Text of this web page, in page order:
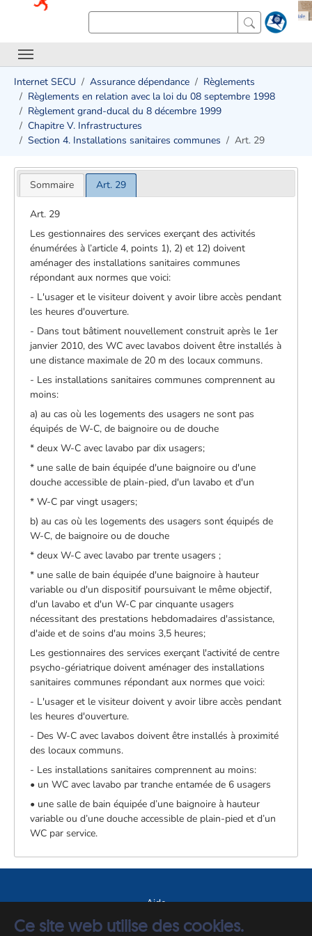
Ce site web utilise des cookies.
Internet SECU Assurance dépendance
Règlements
Règlements en relation avec la loi du 08 septembre 1998
Règlement grand-ducal du 8 décembre 1999
Chapitre V. Infrastructures
Section 4. Installations sanitaires communes
Art. 29
Sommaire Art. 29
Art. 29
Les gestionnaires des services exerçant des activités
énumérées à l’article 4, points 1), 2) et 12) doivent
aménager des installations sanitaires communes
répondant aux normes que voici:
- L'usager et le visiteur doivent y avoir libre accès pendant
les heures d'ouverture.
- Dans tout bâtiment nouvellement construit après le 1er
janvier 2010, des WC avec lavabos doivent être installés à
une distance maximale de 20 m des locaux communs.
- Les installations sanitaires communes comprennent au
moins:
a) au cas où les logements des usagers ne sont pas
équipés de W-C, de baignoire ou de douche
* deux W-C avec lavabo par dix usagers;
* une salle de bain équipée d'une baignoire ou d'une
douche accessible de plain-pied, d'un lavabo et d'un
* W-C par vingt usagers;
b) au cas où les logements des usagers sont équipés de
W-C, de baignoire ou de douche
* deux W-C avec lavabo par trente usagers ;
* une salle de bain équipée d'une baignoire à hauteur
variable ou d'un dispositif poursuivant le même objectif,
d'un lavabo et d'un W-C par cinquante usagers
nécessitant des prestations hebdomadaires d'assistance,
d'aide et de soins d'au moins 3,5 heures;
Les gestionnaires des services exerçant l'activité de centre
psycho-gériatrique doivent aménager des installations
sanitaires communes répondant aux normes que voici:
- L'usager et le visiteur doivent y avoir libre accès pendant
les heures d'ouverture.
- Des W-C avec lavabos doivent être installés à proximité
des locaux communs.
- Les installations sanitaires comprennent au moins:
• un WC avec lavabo par tranche entamée de 6 usagers
• une salle de bain équipée d’une baignoire à hauteur
variable ou d’une douche accessible de plain-pied et d’un
WC par service.
Aide
A propos du site